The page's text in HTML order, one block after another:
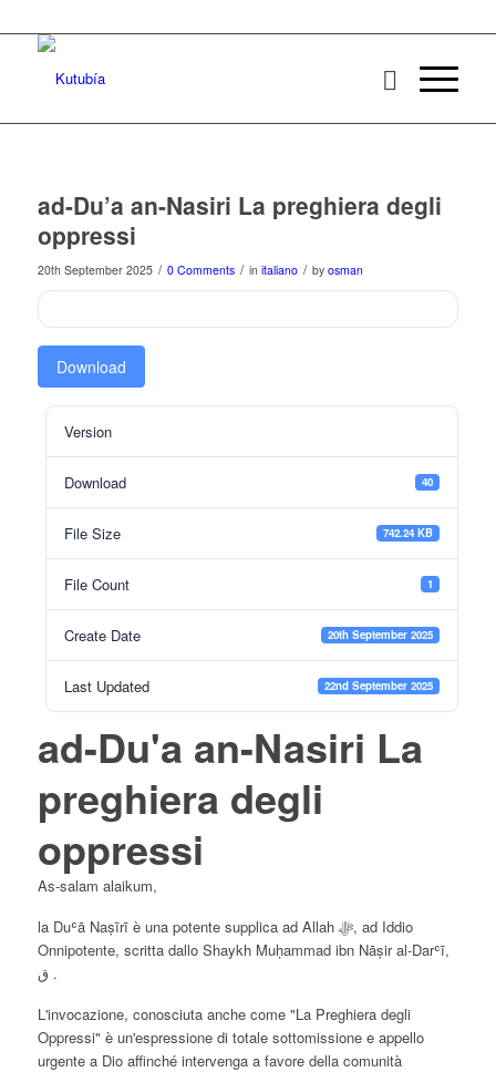
ad-Du’a an-Nasiri La preghiera degli
oppressi
20th September 2025 / 0 Comments / in italiano / by osman
Download
Version
Download 40
File Size 742.24 KB
File Count 1
Create Date 20th September 2025
Last Updated 22nd September 2025
ad-Du'a an-Nasiri La
preghiera degli
oppressi
As-salam alaikum,
la Duʿā Naṣīrī è una potente supplica ad Allah ﷻ, ad Iddio
Onnipotente, scritta dallo Shaykh Muḥammad ibn Nāṣir al-Darʿī,
ق .
L'invocazione, conosciuta anche come "La Preghiera degli
Oppressi" è un'espressione di totale sottomissione e appello
urgente a Dio affinché intervenga a favore della comunità